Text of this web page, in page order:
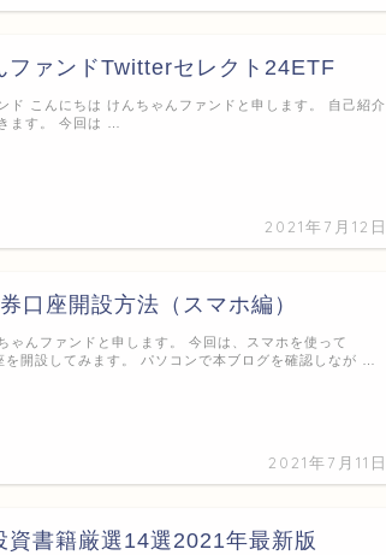
ファンドTwitterセレクト24ETF
2021年7月12日
ド こんにちは けんちゃんファンドと申します。 自己紹介
ます。 今回は …
口座開設方法（スマホ編）
2021年7月11日
ゃんファンドと申します。 今回は、スマホを使って
を開設してみます。 パソコンで本ブログを確認しなが …
資書籍厳選14選2021年最新版